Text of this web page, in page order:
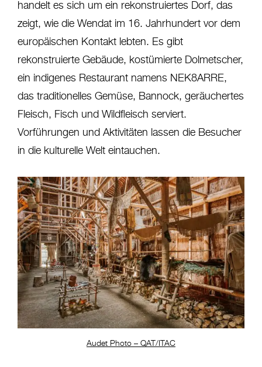
handelt es sich um ein rekonstruiertes Dorf, das
zeigt, wie die Wendat im 16. Jahrhundert vor dem
europäischen Kontakt lebten. Es gibt
rekonstruierte Gebäude, kostümierte Dolmetscher,
ein indigenes Restaurant namens NEK8ARRE,
das traditionelles Gemüse, Bannock, geräuchertes
Fleisch, Fisch und Wildfleisch serviert.
Vorführungen und Aktivitäten lassen die Besucher
in die kulturelle Welt eintauchen.
Audet Photo – QAT/ITAC